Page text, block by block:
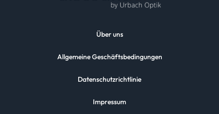
Über uns
Allgemeine Geschäftsbedingungen
Datenschutzrichtlinie
Impressum